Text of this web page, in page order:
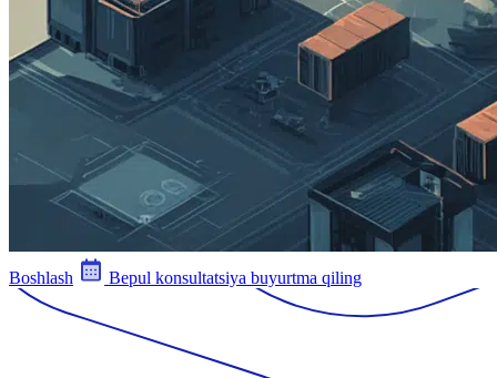
Boshlash Bepul konsultatsiya buyurtma qiling